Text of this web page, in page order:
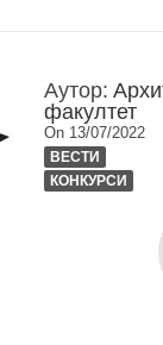
Аутор:
факултет
On 13/07/2022
ВЕСТИ
КОНКУРСИ